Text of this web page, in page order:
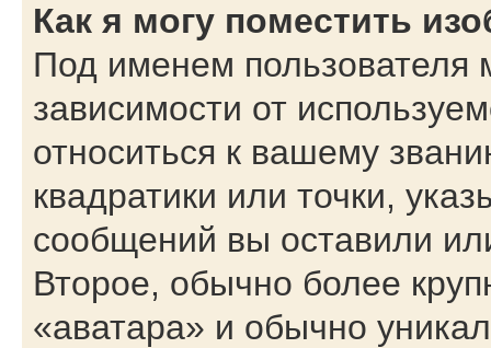
Как я могу поместить
Под именем пользователя
зависимости от
относиться к вашему
квадратики или точки,
сообщений вы оставили
Второе, обычно более
«аватара» и обычно